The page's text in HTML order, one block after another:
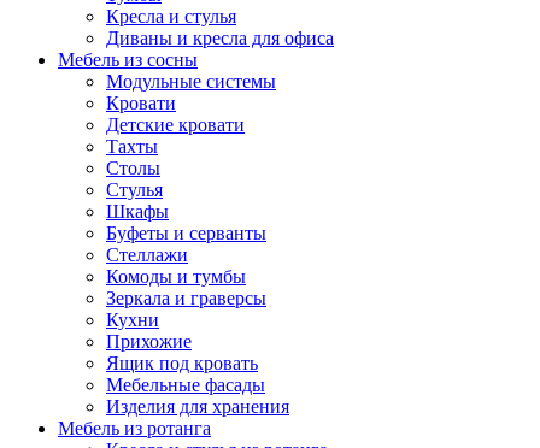
Кресла и стулья
Диваны и кресла для офиса
Мебель из сосны
Модульные системы
Кровати
Детские кровати
Тахты
Столы
Стулья
Шкафы
Буфеты и серванты
Стеллажи
Комоды и тумбы
Зеркала и граверсы
Кухни
Прихожие
Ящик под кровать
Мебельные фасады
Изделия для хранения
Мебель из ротанга